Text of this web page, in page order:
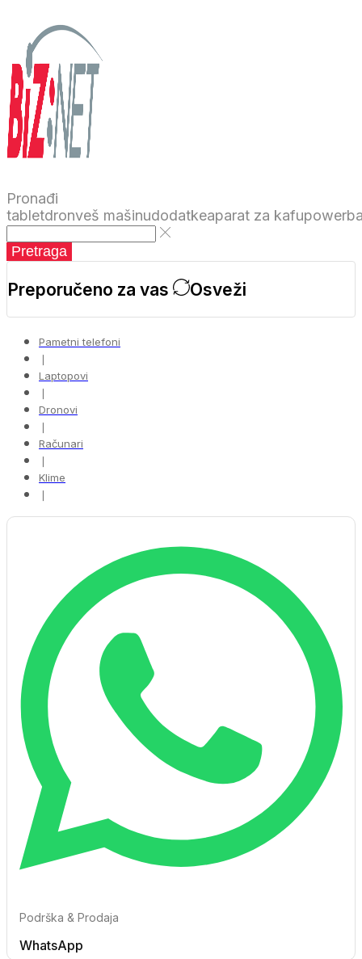
Pronađi
tabletdronveš mašinudodatkeaparat za kafu
Pretraga
Preporučeno za vas Osveži
Pametni telefoni
❘
Laptopovi
❘
Dronovi
❘
Računari
❘
Klime
❘
Podrška & Prodaja
WhatsApp